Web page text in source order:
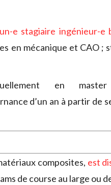
un-e stagiaire ingénieur-e
en mécanique et CAO ;
en
d’un an à partir de
composites, est
de course au large ou